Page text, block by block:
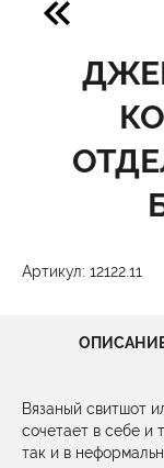
Артикул: 12122.11
Вязаный свитшот
сочетает в себе и
так и в